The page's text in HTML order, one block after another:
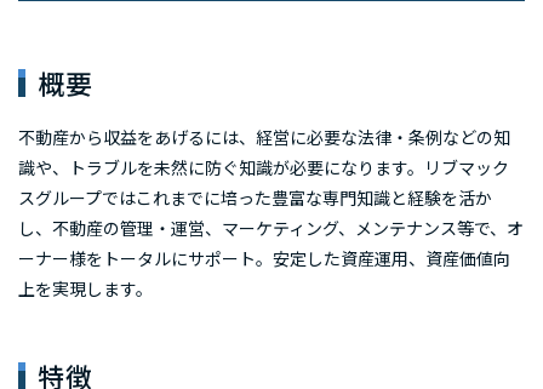
概要
不動産から収益をあげるには、経営に必要な法律・条例などの知
識や、トラブルを未然に防ぐ知識が必要になります。リブマック
スグループではこれまでに培った豊富な専門知識と経験を活か
し、不動産の管理・運営、マーケティング、メンテナンス等で、オ
ーナー様をトータルにサポート。安定した資産運用、資産価値向
上を実現します。
特徴